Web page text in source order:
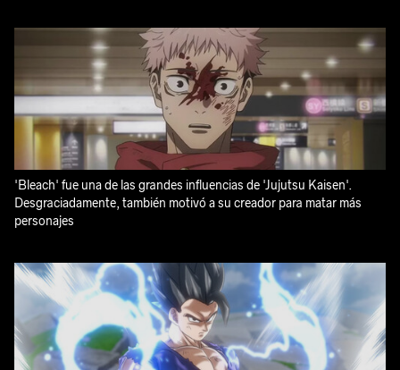
'Bleach' fue una de las grandes influencias de 'Jujutsu Kaisen'.
Desgraciadamente, también motivó a su creador para matar más
personajes